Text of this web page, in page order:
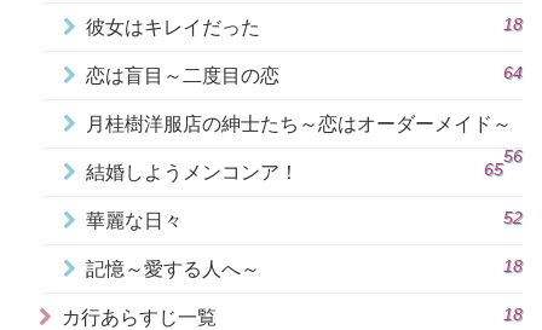
彼女はキレイだった 18
恋は盲目～二度目の恋 64
月桂樹洋服店の紳士たち～恋はオーダーメイド～
56
結婚しようメンコンア！ 65
華麗な日々 52
記憶～愛する人へ～ 18
カ行あらすじ一覧 18